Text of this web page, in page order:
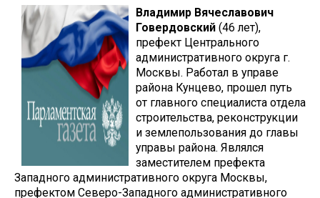
Владимир Вячеславович
Говердовский (46 лет),
префект Центрального
административного округа г.
Москвы. Работал в управе
района Кунцево, прошел путь
от главного специалиста отдела
строительства, реконструкции
и землепользования до главы
управы района. Являлся
заместителем префекта
Западного административного округа Москвы,
префектом Северо-Западного административного